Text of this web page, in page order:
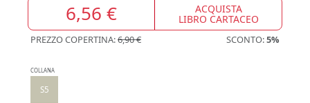
6,56 € ACQUISTA
LIBRO CARTACEO
PREZZO COPERTINA:6,90 € SCONTO:5%
COLLANA
S5